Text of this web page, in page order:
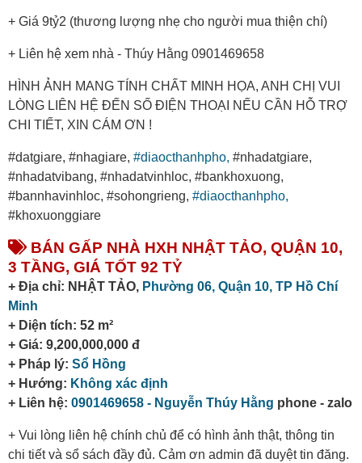
+ Giá 9tỷ2 (thương lượng nhẹ cho người mua thiện chí)
+ Liên hệ xem nhà - Thúy Hằng 0901469658
HÌNH ẢNH MANG TÍNH CHẤT MINH HỌA, ANH CHỊ VUI
LÒNG LIÊN HỆ ĐẾN SỐ ĐIỆN THOẠI NẾU CẦN HỖ TRỢ
CHI TIẾT, XIN CÁM ƠN !
#datgiare, #nhagiare, #diaocthanhpho, #nhadatgiare,
#nhadatvibang, #nhadatvinhloc, #bankhoxuong,
#bannhavinhloc, #sohongrieng, #diaocthanhpho,
#khoxuonggiare
BÁN GẤP NHÀ HXH NHẬT TẢO, QUẬN 10,
3 TẦNG, GIÁ TỐT 92 TỶ
+ Địa chỉ: NHẬT TẢO, Phường 06, Quận 10, TP Hồ Chí
Minh
+ Diện tích: 52 m²
+ Giá: 9,200,000,000 đ
+ Pháp lý: Sổ Hồng
+ Hướng: Không xác định
+ Liên hệ: 0901469658 - Nguyễn Thúy Hằng phone - zalo
+ Vui lòng liên hệ chính chủ để có hình ảnh thật, thông tin
chi tiết và sổ sách đầy đủ. Cảm ơn admin đã duyệt tin đăng.